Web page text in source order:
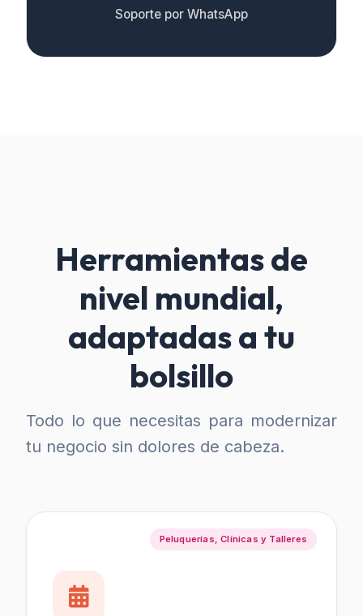
Soporte por WhatsApp
Herramientas de
nivel mundial,
adaptadas a tu
bolsillo
Todo lo que necesitas para modernizar
tu negocio sin dolores de cabeza.
Peluquerías, Clínicas y Talleres